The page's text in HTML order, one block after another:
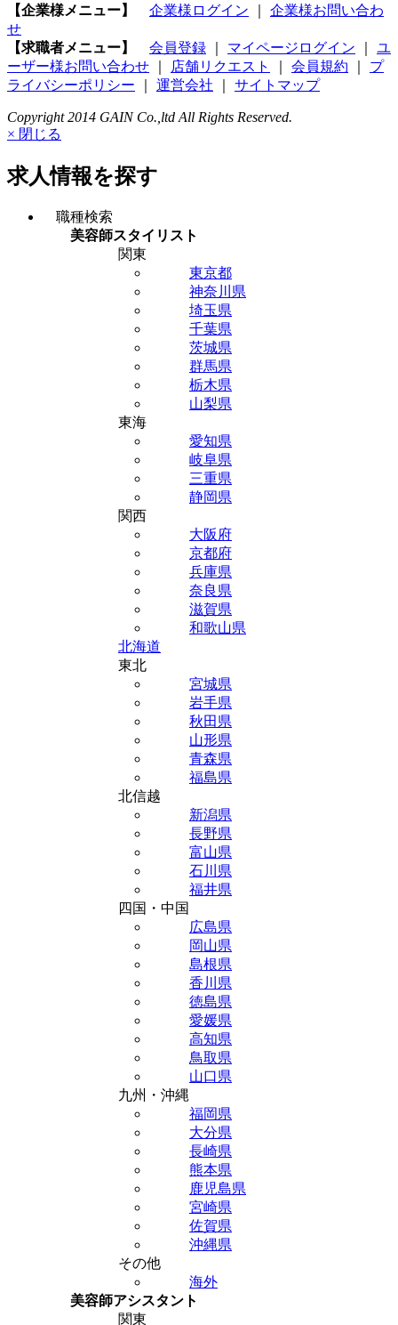
【企業様メニュー】 企業様ログイン
企業様お問い合わ
せ
【求職者メニュー】
会員登録 マイページログイン
ユ
ーザー様お問い合わせ
店舗リクエスト 会員規約
プ
ライバシーポリシー
運営会社 サイトマップ
Copyright 2014 GAIN Co.,ltd All Rights Reserved.
× 閉じる
求人情報を探す
職種検索
美容師スタイリスト
関東
東京都
神奈川県
埼玉県
千葉県
茨城県
群馬県
栃木県
山梨県
東海
愛知県
岐阜県
三重県
静岡県
関西
大阪府
京都府
兵庫県
奈良県
滋賀県
和歌山県
北海道
東北
宮城県
岩手県
秋田県
山形県
青森県
福島県
北信越
新潟県
長野県
富山県
石川県
福井県
四国・中国
広島県
岡山県
島根県
香川県
徳島県
愛媛県
高知県
鳥取県
山口県
九州・沖縄
福岡県
大分県
長崎県
熊本県
鹿児島県
宮崎県
佐賀県
沖縄県
その他
海外
美容師アシスタント
関東